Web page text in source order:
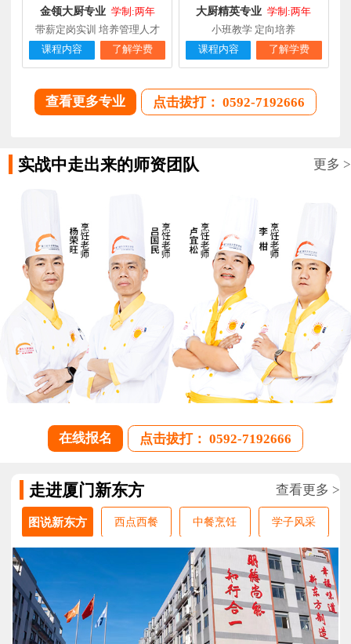
金领大厨专业 学制:两年
带薪定岗实训 培养管理人才
课程内容
了解学费
大厨精英专业 学制:两年
小班教学 定向培养
课程内容
了解学费
查看更多专业 点击拔打： 0592-7192666
实战中走出来的师资团队 更多 >
在线报名 点击拔打： 0592-7192666
走进厦门新东方 查看更多 >
图说新东方 西点西餐 中餐烹饪 学子风采